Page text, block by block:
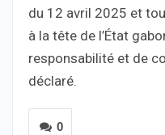
du 12 avril 2025 et
à la tête de l’État
responsabilité et de
déclaré.
0